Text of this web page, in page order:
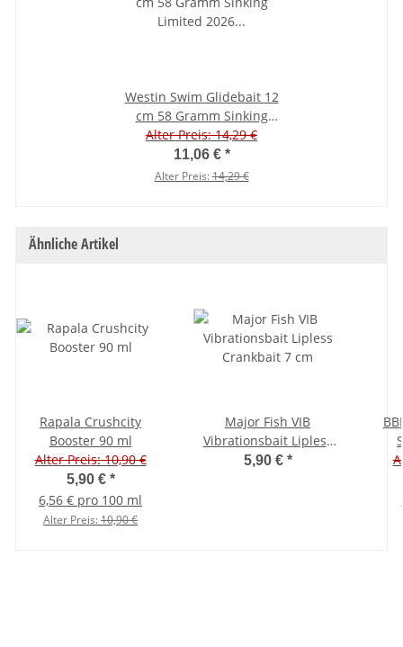
Westin Swim Glidebait 12
cm 58 Gramm Sinking
Limited 2026 3D Magic
Roach
Alter Preis: 14,29 €
11,06 € *
Alter Preis:14,29 €
Ähnliche Artikel
Rapala Crushcity
Booster 90 ml
Alter Preis: 10,90 €
5,90 € *
6,56 € pro 100 ml
Alter Preis:10,90 €
Major Fish VIB
Vibrationsbait Lipless
Crankbait 7 cm
5,90 € *